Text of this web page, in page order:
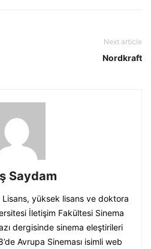
Next article
Nordkraft
Saydam
yüksek lisans ve doktora
İletişim Fakültesi Sinema
dergisinde sinema eleştirileri
Avrupa Sineması isimli web